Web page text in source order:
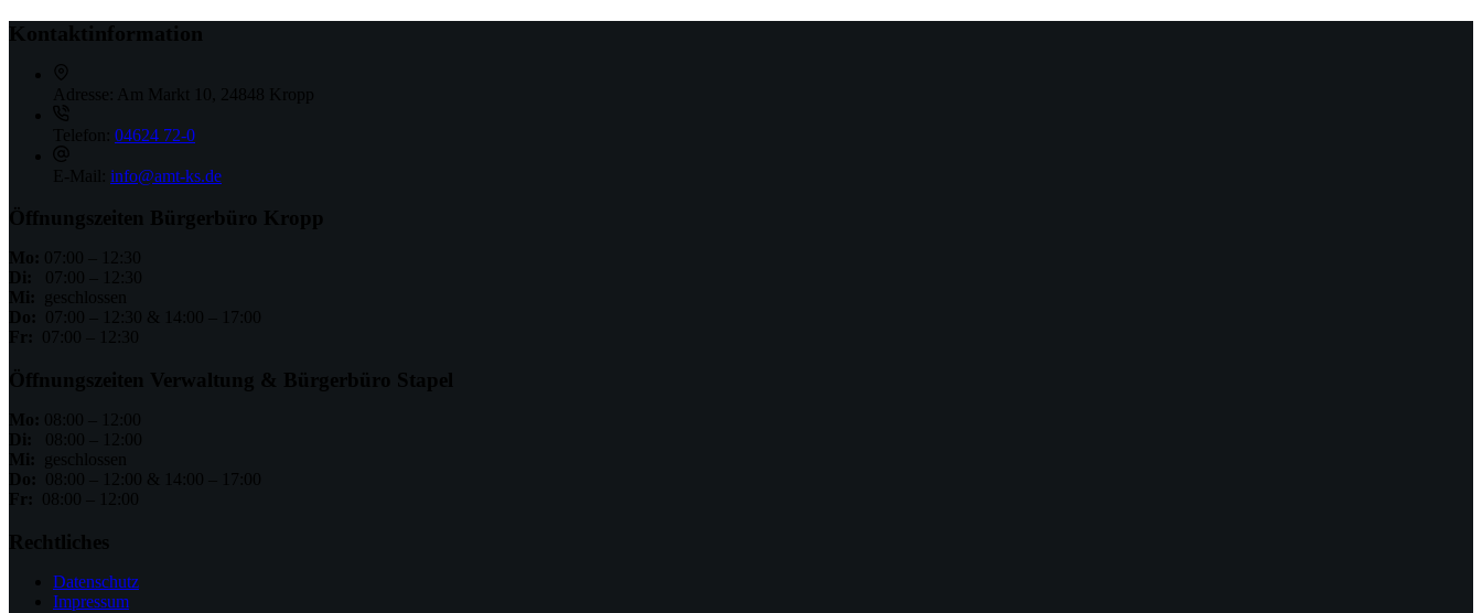
Kontaktinformation
Adresse: Am Markt 10, 24848 Kropp
Telefon: 04624 72-0
E-Mail: info@amt-ks.de
Öffnungszeiten Bürgerbüro Kropp
Mo:
07:00 – 12:30
Di:
07:00 – 12:30
Mi:
geschlossen
Do:
07:00 – 12:30 & 14:00 – 17:00
Fr:
07:00 – 12:30
Öffnungszeiten Verwaltung & Bürgerbüro Stapel
Mo: 08:00 – 12:00
Di:
08:00 – 12:00
Mi:
geschlossen
Do:
08:00 – 12:00 & 14:00 – 17:00
Fr:
08:00 – 12:00
Rechtliches
Datenschutz
Impressum